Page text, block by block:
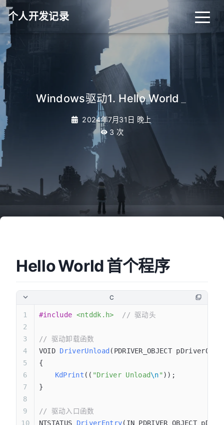
个人开发记录
Windows驱动1. Hello World
2024年7月31日 晚上
3 次
Hello World 首个程序
C
#include <ntddk.h>
  // 驱动头
// 驱动卸载函数
VOID DriverUnload (PDRIVER_OBJECT
{
	KdPrint
(( "Driver Unload\n" ));
}
// 驱动入口函数
NTSTATUS DriverEntry(IN PDRIVER_OBJECT